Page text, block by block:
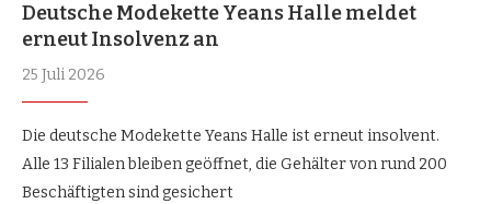
Deutsche Modekette Yeans Halle meldet
erneut Insolvenz an
25 Juli 2026
Die deutsche Modekette Yeans Halle ist erneut insolvent.
Alle 13 Filialen bleiben geöffnet, die Gehälter von rund 200
Beschäftigten sind gesichert